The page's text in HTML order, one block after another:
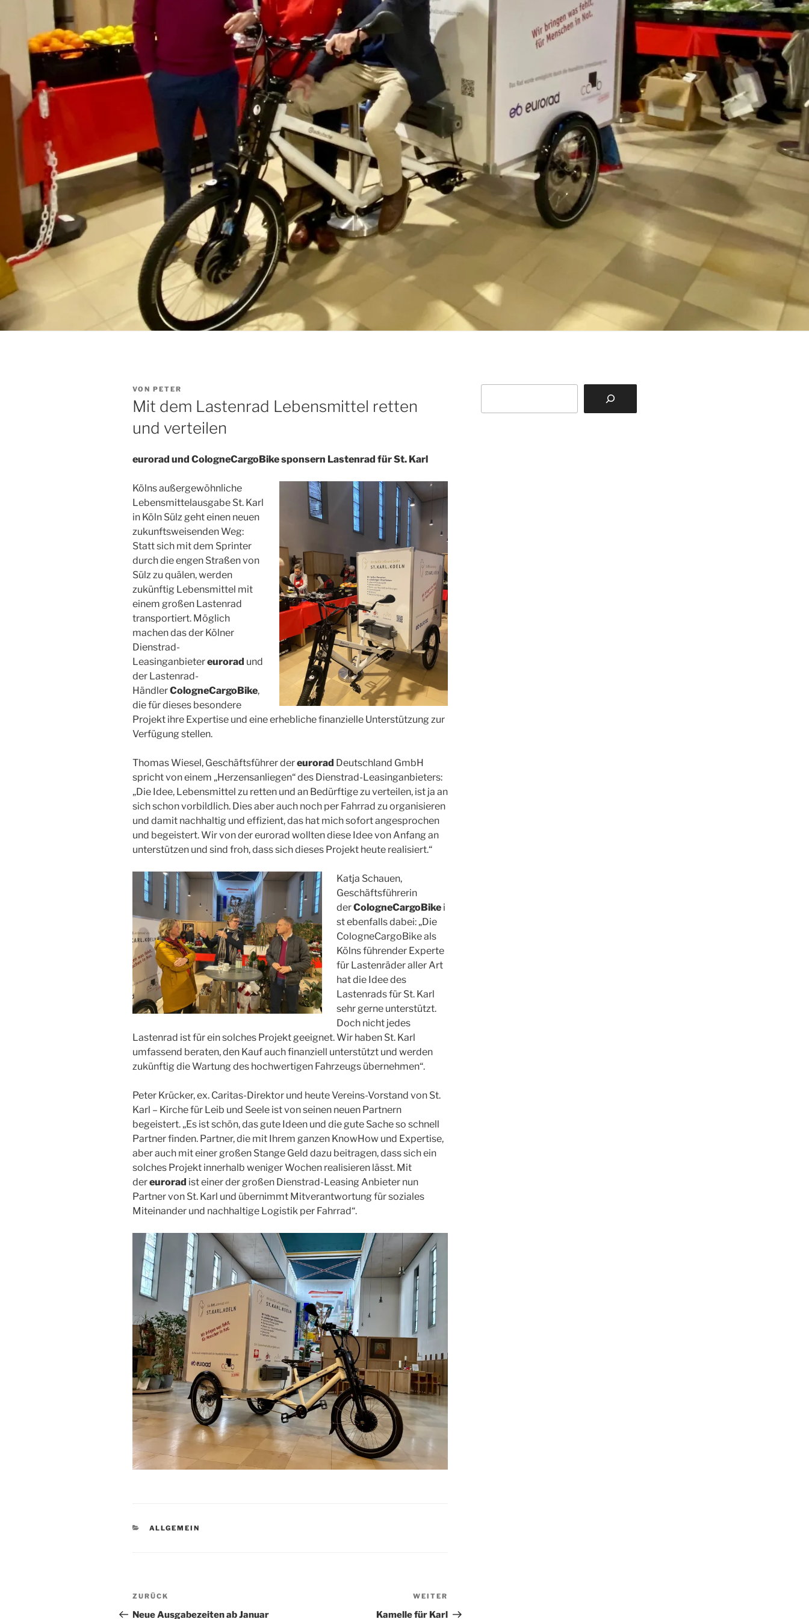
VERÖFFENTLICHT
VON PETER
Mit dem Lastenrad Lebensmittel retten
und verteilen
eurorad und CologneCargoBike sponsern Lastenrad für St. Karl
Kölns außergewöhnliche
Lebensmittelausgabe St. Karl
in Köln Sülz geht einen neuen
zukunftsweisenden Weg:
Statt sich mit dem Sprinter
durch die engen Straßen von
Sülz zu quälen, werden
zukünftig Lebensmittel mit
einem großen Lastenrad
transportiert. Möglich
machen das der Kölner
Dienstrad-
Leasinganbietereurorad und
der Lastenrad-
HändlerCologneCargoBike,
die für dieses besondere
Projekt ihre Expertise und eine erhebliche finanzielle Unterstützung zur
Verfügung stellen.
Thomas Wiesel, Geschäftsführer dereurorad Deutschland GmbH
spricht von einem „Herzensanliegen“ des Dienstrad-Leasinganbieters:
„Die Idee, Lebensmittel zu retten und an Bedürftige zu verteilen, ist ja an
sich schon vorbildlich. Dies aber auch noch per Fahrrad zu organisieren
und damit nachhaltig und effizient, das hat mich sofort angesprochen
und begeistert. Wir von der eurorad wollten diese Idee von Anfang an
unterstützen und sind froh, dass sich dieses Projekt heute realisiert.“
Katja Schauen,
Geschäftsführerin
derCologneCargoBike i
st ebenfalls dabei: „Die
CologneCargoBike als
Kölns führender Experte
für Lastenräder aller Art
hat die Idee des
Lastenrads für St. Karl
sehr gerne unterstützt.
Doch nicht jedes
Lastenrad ist für ein solches Projekt geeignet. Wir haben St. Karl
umfassend beraten, den Kauf auch finanziell unterstützt und werden
zukünftig die Wartung des hochwertigen Fahrzeugs übernehmen“.
Peter Krücker, ex. Caritas-Direktor und heute Vereins-Vorstand von St.
Karl – Kirche für Leib und Seele ist von seinen neuen Partnern
begeistert. „Es ist schön, das gute Ideen und die gute Sache so schnell
Partner finden. Partner, die mit Ihrem ganzen KnowHow und Expertise,
aber auch mit einer großen Stange Geld dazu beitragen, dass sich ein
solches Projekt innerhalb weniger Wochen realisieren lässt. Mit
dereurorad ist einer der großen Dienstrad-Leasing Anbieter nun
Partner von St. Karl und übernimmt Mitverantwortung für soziales
Miteinander und nachhaltige Logistik per Fahrrad“.
KATEGORIEN
ALLGEMEIN
Beitragsnavigation
Vorheriger
Beitrag
ZURÜCK
Neue Ausgabezeiten ab Januar
Beitrag
WEITER
Kamelle für Karl